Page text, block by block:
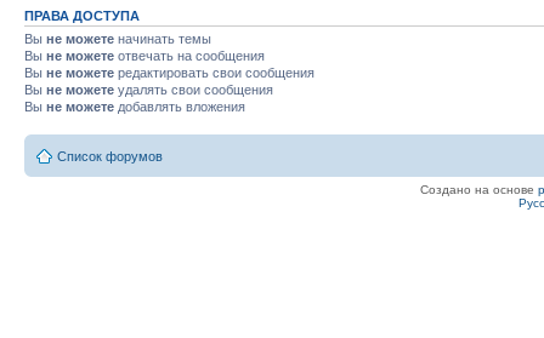
ПРАВА ДОСТУПА
Вы не можете начинать темы
Вы не можете отвечать на сообщения
Вы не можете редактировать свои сообщения
Вы не можете удалять свои сообщения
Вы не можете добавлять вложения
Список форумов
Создано на основе